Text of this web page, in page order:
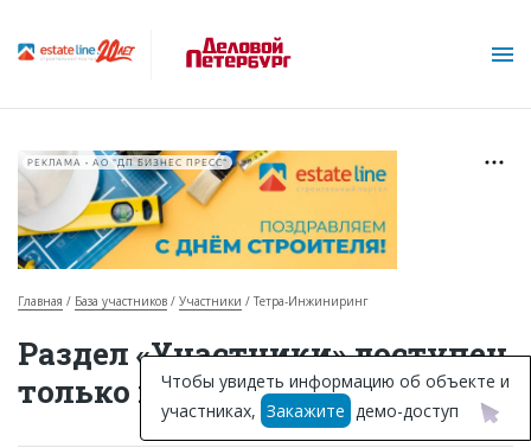
Горячие объекты
База строящихся объектов
РЕКЛАМА • АО "ДП БИЗНЕС ПРЕСС"
Главная База участников Участники Тетра-Инжиниринг
Раздел «Участники» доступен
только подписчикам
Чтобы увидеть информацию об объекте и
участниках, Закажите демо-доступ